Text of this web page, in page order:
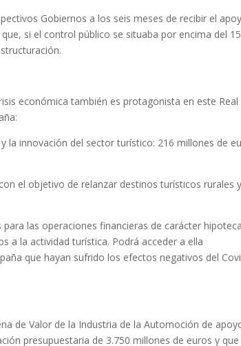
Gobiernos a los seis meses de recibir el
si el control público se situaba por encima del
económica también es protagonista en este Real
la innovación del sector turístico: 216 millones de
el objetivo de relanzar destinos turísticos rurales
las operaciones financieras de carácter
a la actividad turística. Podrá acceder a ella
que hayan sufrido los efectos negativos del
de Valor de la Industria de la Automoción de
presupuestaria de 3.750 millones de euros y que